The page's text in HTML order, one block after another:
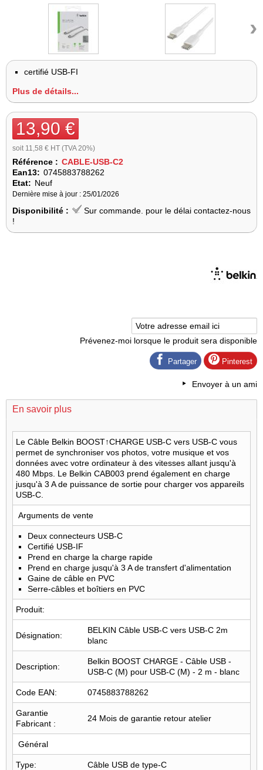
›
certifié USB-FI
Plus de détails...
13,90 €
soit 11,58 € HT (TVA 20%)
Référence : CABLE-USB-C2
Ean13: 0745883788262
Etat: Neuf
Dernière mise à jour : 25/01/2026
Disponibilité :
Sur commande. pour le délai contactez-nous
!
Prévenez-moi lorsque le produit sera disponible
Partager Pinterest
Envoyer à un ami
En savoir plus
Le Câble Belkin BOOST↑CHARGE USB-C vers USB-C vous
permet de synchroniser vos photos, votre musique et vos
données avec votre ordinateur à des vitesses allant jusqu'à
480 Mbps. Le Belkin CAB003 prend également en charge
jusqu'à 3 A de puissance de sortie pour charger vos appareils
USB-C.
Arguments de vente
Deux connecteurs USB-C
Certifié USB-IF
Prend en charge la charge rapide
Prend en charge jusqu'à 3 A de transfert d'alimentation
Gaine de câble en PVC
Serre-câbles et boîtiers en PVC
Produit:
Désignation:
BELKIN Câble USB-C vers USB-C 2m
blanc
Description:
Belkin BOOST CHARGE - Câble USB -
USB-C (M) pour USB-C (M) - 2 m - blanc
Code EAN: 0745883788262
Garantie
Fabricant :
24 Mois de garantie retour atelier
Général
Type: Câble USB de type-C